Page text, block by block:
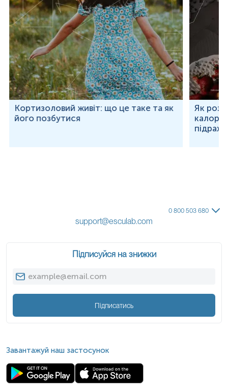
Кортизоловий живіт: що це таке та як
його позбутися
Як
0 800 503 680
support@esculab.com
Підписуйся на знижки
Підписатись
Завантажуй наш застосунок